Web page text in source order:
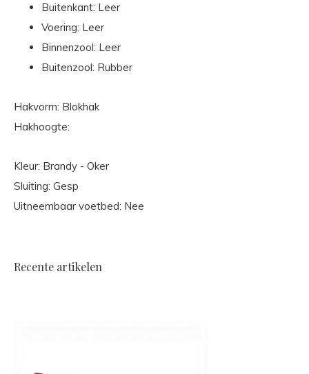
Buitenkant: Leer
Voering: Leer
Binnenzool: Leer
Buitenzool: Rubber
Hakvorm: Blokhak
Hakhoogte:
Kleur: Brandy - Oker
Sluiting: Gesp
Uitneembaar voetbed: Nee
Recente artikelen